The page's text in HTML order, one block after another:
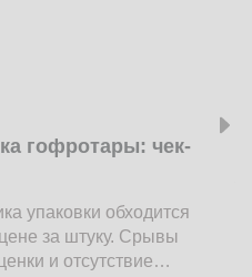
гофротары: чек-
упаковки обходится
за штуку. Срывы
и отсутствие…